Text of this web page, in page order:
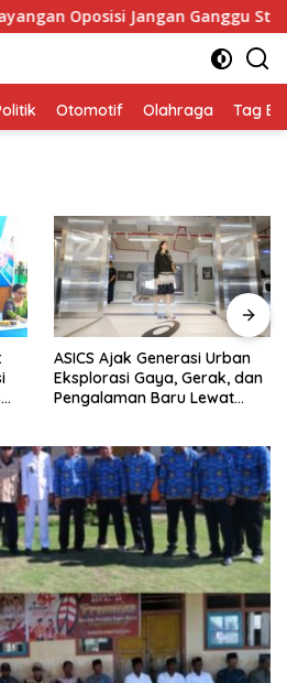
Jangan Ganggu Stabilitas
Otomotif Olahraga Tag
ASICS Ajak Generasi Urban
Eksplorasi Gaya, Gerak, dan
Pengalaman Baru Lewat